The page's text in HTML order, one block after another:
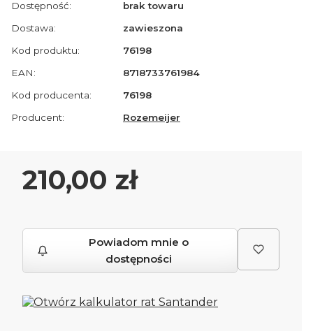
Dostępność:
brak towaru
Dostawa:
zawieszona
Kod produktu:
76198
EAN:
8718733761984
Kod producenta:
76198
Producent:
Rozemeijer
Cena
210,00 zł
Powiadom mnie o
dostępności